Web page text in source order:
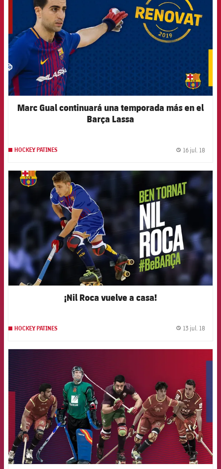
Marc Gual continuará una temporada más en el
Barça Lassa
HOCKEY PATINES 16 jul. 18
FCB Barcelona badge
¡Nil Roca vuelve a casa!
HOCKEY PATINES 13 jul. 18